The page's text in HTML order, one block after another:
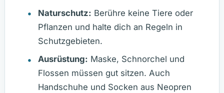
Naturschutz: Berühre keine Tiere oder
Pflanzen und halte dich an Regeln in
Schutzgebieten.
Ausrüstung: Maske, Schnorchel und
Flossen müssen gut sitzen. Auch
Handschuhe und Socken aus Neopren